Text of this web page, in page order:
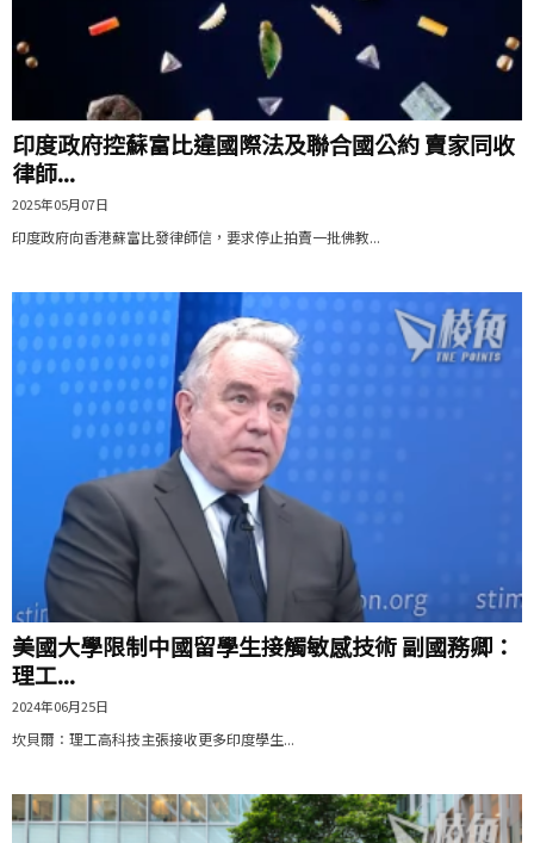
印度政府控蘇富比違國際法及聯合國公約 賣家同收
律師...
2025年05月07日
印度政府向香港蘇富比發律師信，要求停止拍賣一批佛教...
美國大學限制中國留學生接觸敏感技術 副國務卿：
理工...
2024年06月25日
坎貝爾：理工高科技主張接收更多印度學生...